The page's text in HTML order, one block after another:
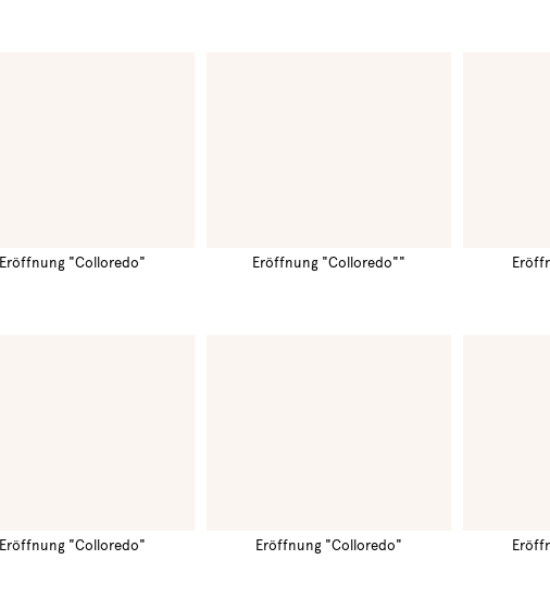
Eröffnung "Colloredo" Eröffnung "Colloredo""
Eröffnung "Colloredo" Eröffnung "Colloredo"